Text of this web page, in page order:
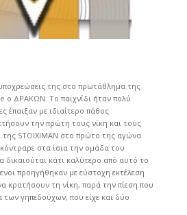
της στο πρωτάθλημα της
ο ΔΡΑΚΩΝ. Το παιχνίδι ήταν πολύ
έπαιξαν με ιδιαίτερο πάθος
την πρώτη τους νίκη και τους
STOIXIMAN στο πρώτο της αγώνα
στα ίσια την ομάδα του
κάτι καλύτερο από αυτό το
προηγήθηκαν με εύστοχη εκτέλεση
κρατήσουν τη νίκη, παρά την πίεση που
γηπεδούχων, που είχε και δύο